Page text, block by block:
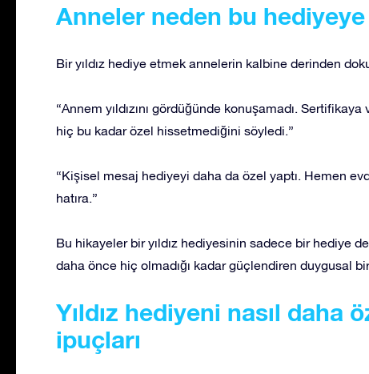
Anneler neden bu hediyeye
Bir yıldız hediye etmek annelerin kalbine derinden
“Annem yıldızını gördüğünde konuşamadı.
hiç bu kadar özel hissetmediğini söyledi.”
“Kişisel mesaj hediyeyi daha da özel yaptı. Hemen
hatıra.”
Bu hikayeler bir yıldız hediyesinin sadece bir hediye
daha önce hiç olmadığı kadar güçlendiren duygusal
Yıldız hediyeni nasıl daha
ipuçları